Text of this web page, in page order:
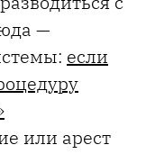
—
если
или арест